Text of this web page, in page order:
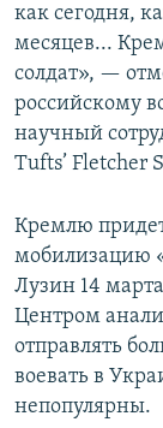
как сегодня,
месяцев...
солдат», —
российскому
научный
Tufts’ Fletcher
Кремлю
мобилизацию
Лузин 14
Центром
отправлять
воевать в
непопулярны.